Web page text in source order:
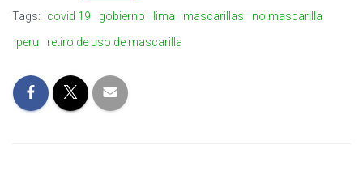
Tags: covid 19 gobierno lima mascarillas
no mascarilla
peru
retiro de uso de mascarilla